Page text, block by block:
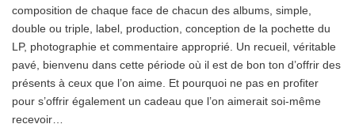
composition de chaque face de chacun des albums, simple,
double ou triple, label, production, conception de la pochette du
LP, photographie et commentaire approprié. Un recueil, véritable
pavé, bienvenu dans cette période où il est de bon ton d’offrir des
présents à ceux que l’on aime. Et pourquoi ne pas en profiter
pour s’offrir également un cadeau que l’on aimerait soi-même
recevoir…